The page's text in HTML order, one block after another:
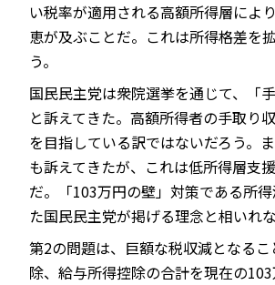
い税率が適用される高額所得層によ
恵が及ぶことだ。これは所得格差を
う。
国民民主党は衆院選挙を通じて、「
と訴えてきた。高額所得者の手取り
を目指している訳ではないだろう。
も訴えてきたが、これは低所得層支
だ。「103万円の壁」対策である所
た国民民主党が掲げる理念と相いれ
第2の問題は、巨額な税収減となる
除、給与所得控除の合計を現在の